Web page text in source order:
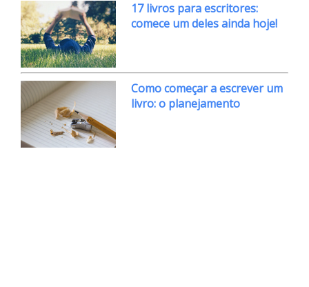
17 livros para escritores:
comece um deles ainda hoje!
Como começar a escrever um
livro: o planejamento